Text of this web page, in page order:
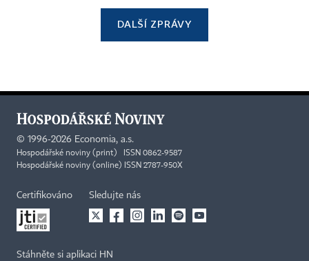
DALŠÍ ZPRÁVY
© 1996-2026 Economia, a.s.
Hospodářské noviny (print) ISSN 0862-9587
Hospodářské noviny (online) ISSN 2787-950X
Certifikováno Sledujte nás
Stáhněte si aplikaci HN